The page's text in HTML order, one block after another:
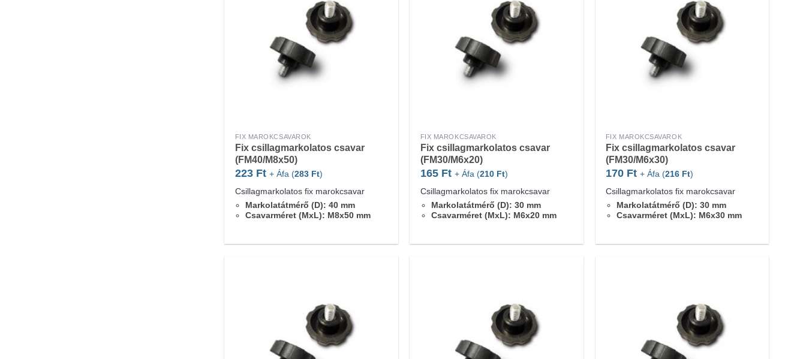
FIX MAROKCSAVAROK
Fix csillagmarkolatos csavar
(FM40/M8x50)
223 Ft + Áfa (283 Ft)
Csillagmarkolatos fix marokcsavar
Markolatátmérő (D): 40 mm
Csavarméret (MxL): M8x50 mm
FIX MAROKCSAVAROK
Fix csillagmarkolatos csavar
(FM30/M6x20)
165 Ft + Áfa (210 Ft)
Csillagmarkolatos fix marokcsavar
Markolatátmérő (D): 30 mm
Csavarméret (MxL): M6x20 mm
FIX MAROKCSAVAROK
Fix csillagmarkolatos csavar
(FM30/M6x30)
170 Ft + Áfa (216 Ft)
Csillagmarkolatos fix marokcsavar
Markolatátmérő (D): 30 mm
Csavarméret (MxL): M6x30 mm